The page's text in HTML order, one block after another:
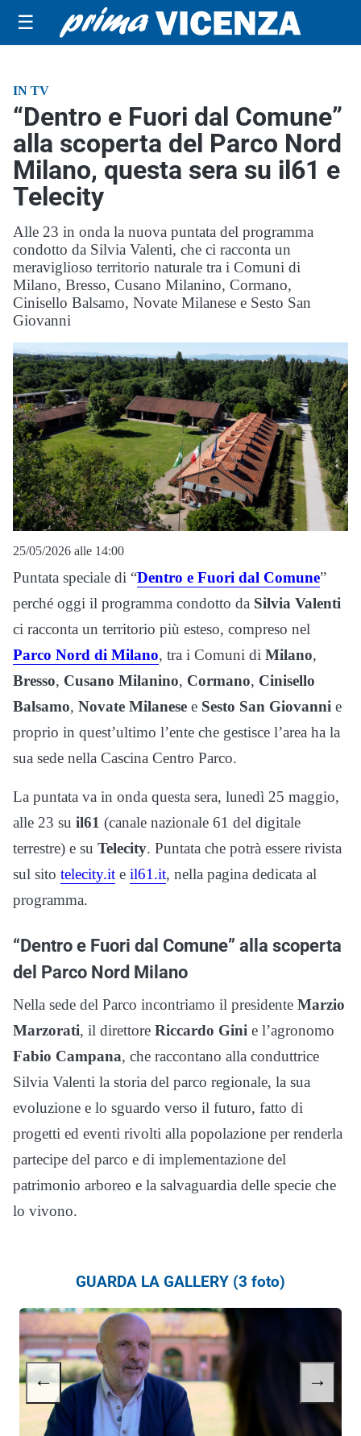
☰
IN TV
“Dentro e Fuori dal Comune”
alla scoperta del Parco Nord
Milano, questa sera su il61 e
Telecity
Alle 23 in onda la nuova puntata del programma
condotto da Silvia Valenti, che ci racconta un
meraviglioso territorio naturale tra i Comuni di
Milano, Bresso, Cusano Milanino, Cormano,
Cinisello Balsamo, Novate Milanese e Sesto San
Giovanni
25/05/2026 alle 14:00
Puntata speciale di “Dentro e Fuori dal Comune”
perché oggi il programma condotto da Silvia Valenti
ci racconta un territorio più esteso, compreso nel
Parco Nord di Milano, tra i Comuni di Milano,
Bresso, Cusano Milanino, Cormano, Cinisello
Balsamo, Novate Milanese e Sesto San Giovanni e
proprio in quest’ultimo l’ente che gestisce l’area ha la
sua sede nella Cascina Centro Parco.
La puntata va in onda questa sera, lunedì 25 maggio,
alle 23 su il61 (canale nazionale 61 del digitale
terrestre) e su Telecity. Puntata che potrà essere rivista
sul sito telecity.it e il61.it, nella pagina dedicata al
programma.
“Dentro e Fuori dal Comune” alla scoperta
del Parco Nord Milano
Nella sede del Parco incontriamo il presidente Marzio
Marzorati, il direttore Riccardo Gini e l’agronomo
Fabio Campana, che raccontano alla conduttrice
Silvia Valenti la storia del parco regionale, la sua
evoluzione e lo sguardo verso il futuro, fatto di
progetti ed eventi rivolti alla popolazione per renderla
partecipe del parco e di implementazione del
patrimonio arboreo e la salvaguardia delle specie che
lo vivono.
GUARDA LA GALLERY (3 foto)
← →